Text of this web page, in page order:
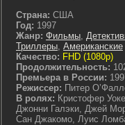
Страна: США
Год: 1997
Жанр: Фильмы,
Триллеры, Американские
Качество: FHD (1080p)
Продолжительность:
Премьера в России:
Режиссер: Питер
В ролях: Кристофер
Джонни Галэки, Джей
Сан Джакомо, Луис